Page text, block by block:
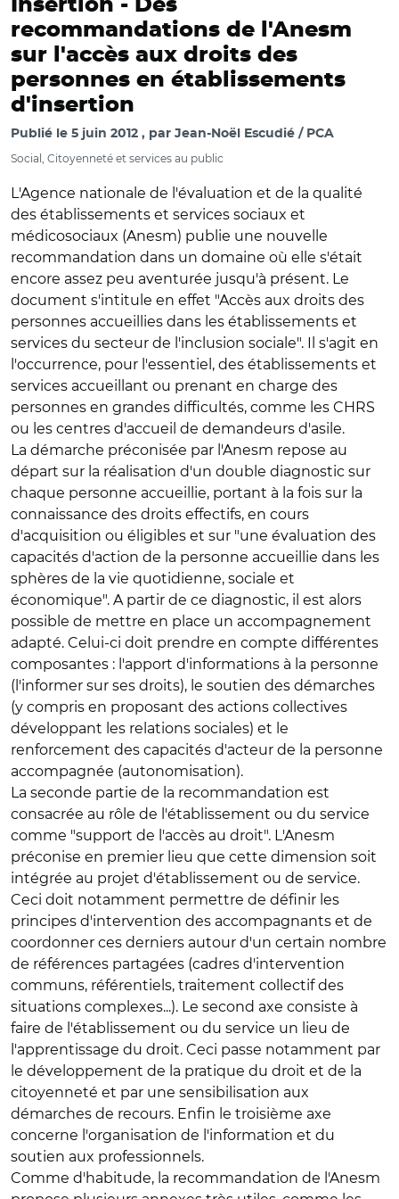
Insertion - Des
recommandations de l'Anesm
sur l'accès aux droits des
personnes en établissements
d'insertion
Publié le 5 juin 2012 par Jean-Noël Escudié / PCA
Social, Citoyenneté et services au public
L'Agence nationale de l'évaluation et de la qualité
des établissements et services sociaux et
médicosociaux (Anesm) publie une nouvelle
recommandation dans un domaine où elle s'était
encore assez peu aventurée jusqu'à présent. Le
document s'intitule en effet "Accès aux droits des
personnes accueillies dans les établissements et
services du secteur de l'inclusion sociale". Il s'agit en
l'occurrence, pour l'essentiel, des établissements et
services accueillant ou prenant en charge des
personnes en grandes difficultés, comme les CHRS
ou les centres d'accueil de demandeurs d'asile.
La démarche préconisée par l'Anesm repose au
départ sur la réalisation d'un double diagnostic sur
chaque personne accueillie, portant à la fois sur la
connaissance des droits effectifs, en cours
d'acquisition ou éligibles et sur "une évaluation des
capacités d'action de la personne accueillie dans les
sphères de la vie quotidienne, sociale et
économique". A partir de ce diagnostic, il est alors
possible de mettre en place un accompagnement
adapté. Celui-ci doit prendre en compte différentes
composantes : l'apport d'informations à la personne
(l'informer sur ses droits), le soutien des démarches
(y compris en proposant des actions collectives
développant les relations sociales) et le
renforcement des capacités d'acteur de la personne
accompagnée (autonomisation).
La seconde partie de la recommandation est
consacrée au rôle de l'établissement ou du service
comme "support de l'accès au droit". L'Anesm
préconise en premier lieu que cette dimension soit
intégrée au projet d'établissement ou de service.
Ceci doit notamment permettre de définir les
principes d'intervention des accompagnants et de
coordonner ces derniers autour d'un certain nombre
de références partagées (cadres d'intervention
communs, référentiels, traitement collectif des
situations complexes...). Le second axe consiste à
faire de l'établissement ou du service un lieu de
l'apprentissage du droit. Ceci passe notamment par
le développement de la pratique du droit et de la
citoyenneté et par une sensibilisation aux
démarches de recours. Enfin le troisième axe
concerne l'organisation de l'information et du
soutien aux professionnels.
Comme d'habitude, la recommandation de l'Anesm